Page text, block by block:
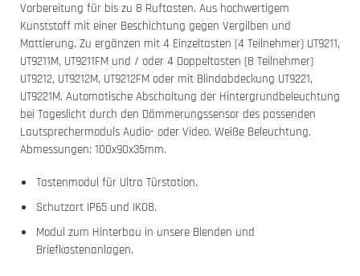
Vorbereitung für bis zu 8 Ruftasten. Aus hochwertigem
Kunststoff mit einer Beschichtung gegen Vergilben und
Mattierung. Zu ergänzen mit 4 Einzeltasten (4 Teilnehmer) UT9211,
UT9211M, UT9211FM und / oder 4 Doppeltasten (8 Teilnehmer)
UT9212, UT9212M, UT9212FM oder mit Blindabdeckung UT9221,
UT9221M. Automatische Abschaltung der Hintergrundbeleuchtung
bei Tageslicht durch den Dämmerungssensor des passenden
Lautsprechermoduls Audio- oder Video. Weiße Beleuchtung.
Abmessungen: 100x90x35mm.
Tastenmodul für Ultra Türstation.
Schutzart IP65 und IK08.
Modul zum Hinterbau in unsere Blenden und
Briefkastenanlagen.